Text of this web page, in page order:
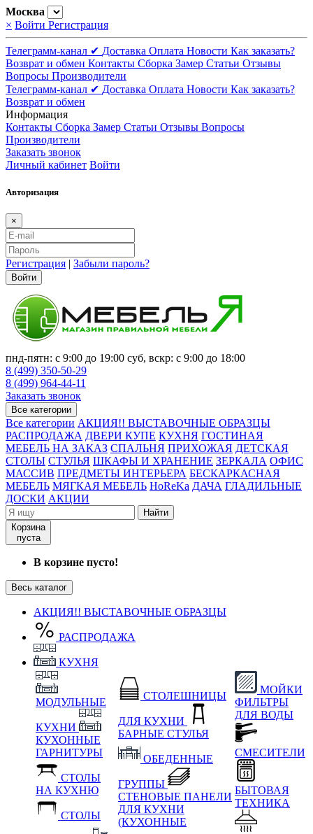
Москва
× Войти Регистрация
Телеграмм-канал ✔ Доставка Оплата Новости Как заказать?
Возврат и обмен Контакты Сборка Замер Статьи Отзывы
Вопросы Производители
Телеграмм-канал ✔ Доставка Оплата Новости Как заказать?
Возврат и обмен
Информация
Контакты Сборка Замер Статьи Отзывы Вопросы
Производители
Заказать звонок
Личный кабинет Войти
Авторизация
×
Регистрация | Забыли пароль?
Войти
пнд-пятн: с 9:00 до 19:00 суб, вскр: с 9:00 до 18:00
8 (499) 350-50-29
8 (499) 964-44-11
Заказать звонок
Все категории
Все категории АКЦИЯ!! ВЫСТАВОЧНЫЕ ОБРАЗЦЫ
РАСПРОДАЖА ДВЕРИ КУПЕ КУХНЯ ГОСТИНАЯ
МЕБЕЛЬ НА ЗАКАЗ СПАЛЬНЯ ПРИХОЖАЯ ДЕТСКАЯ
СТОЛЫ СТУЛЬЯ ШКАФЫ И ХРАНЕНИЕ ЗЕРКАЛА ОФИС
МАССИВ ПРЕДМЕТЫ ИНТЕРЬЕРА БЕСКАРКАСНАЯ
МЕБЕЛЬ МЯГКАЯ МЕБЕЛЬ HoReKa ДАЧА ГЛАДИЛЬНЫЕ
ДОСКИ АКЦИИ
Найти
Корзина
пуста
В корзине пусто!
Весь каталог
АКЦИЯ!! ВЫСТАВОЧНЫЕ ОБРАЗЦЫ
РАСПРОДАЖА
КУХНЯ
МОДУЛЬНЫЕ
КУХНИ
КУХОННЫЕ
ГАРНИТУРЫ
СТОЛЫ
НА КУХНЮ
СТОЛЫ
СТОЛЕШНИЦЫ
ДЛЯ КУХНИ
БАРНЫЕ СТУЛЬЯ
ОБЕДЕННЫЕ
ГРУППЫ
СТЕНОВЫЕ ПАНЕЛИ
ДЛЯ КУХНИ
(КУХОННЫЕ
МОЙКИ
ФИЛЬТРЫ
ДЛЯ ВОДЫ
СМЕСИТЕЛИ
БЫТОВАЯ
ТЕХНИКА